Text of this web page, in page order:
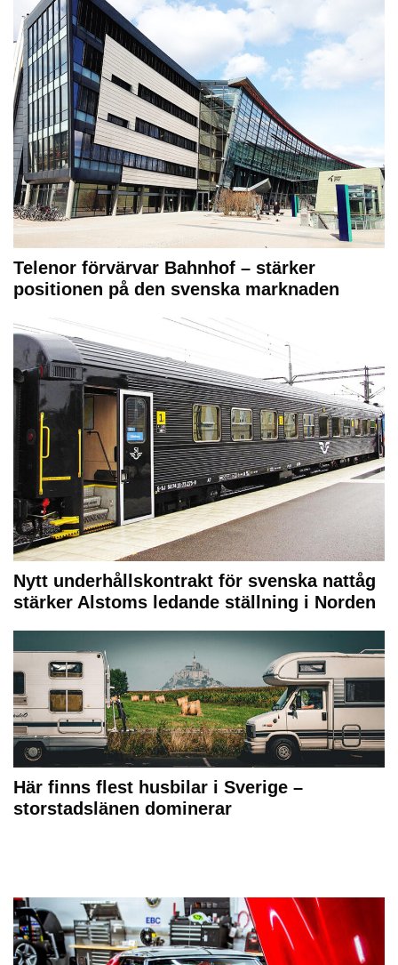
Telenor förvärvar Bahnhof – stärker
positionen på den svenska marknaden
Nytt underhållskontrakt för svenska nattåg
stärker Alstoms ledande ställning i Norden
Här finns flest husbilar i Sverige –
storstadslänen dominerar